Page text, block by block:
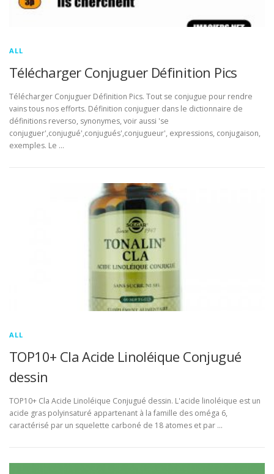
ALL
Télécharger Conjuguer Définition Pics
Télécharger Conjuguer Définition Pics. Tout se conjugue pour rendre
vains tous nos efforts. Définition conjuguer dans le dictionnaire de
définitions reverso, synonymes, voir aussi 'se
conjuguer',conjugué',conjugués',conjugueur', expressions, conjugaison,
exemples. Le …
ALL
TOP10+ Cla Acide Linoléique Conjugué
dessin
TOP10+ Cla Acide Linoléique Conjugué dessin. L'acide linoléique est un
acide gras polyinsaturé appartenant à la famille des oméga 6,
caractérisé par un squelette carboné de 18 atomes et par …